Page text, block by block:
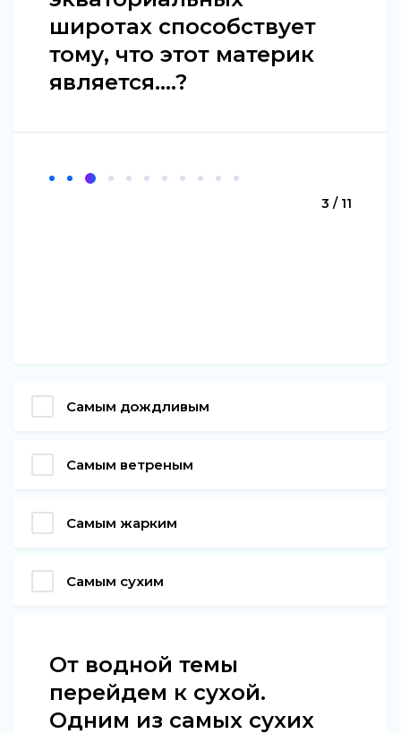
широтах способствует
тому, что этот материк
является....?
3 / 11
Самым дождливым
Самым ветреным
Самым жарким
Самым сухим
От водной темы
перейдем к сухой.
Одним из самых сухих